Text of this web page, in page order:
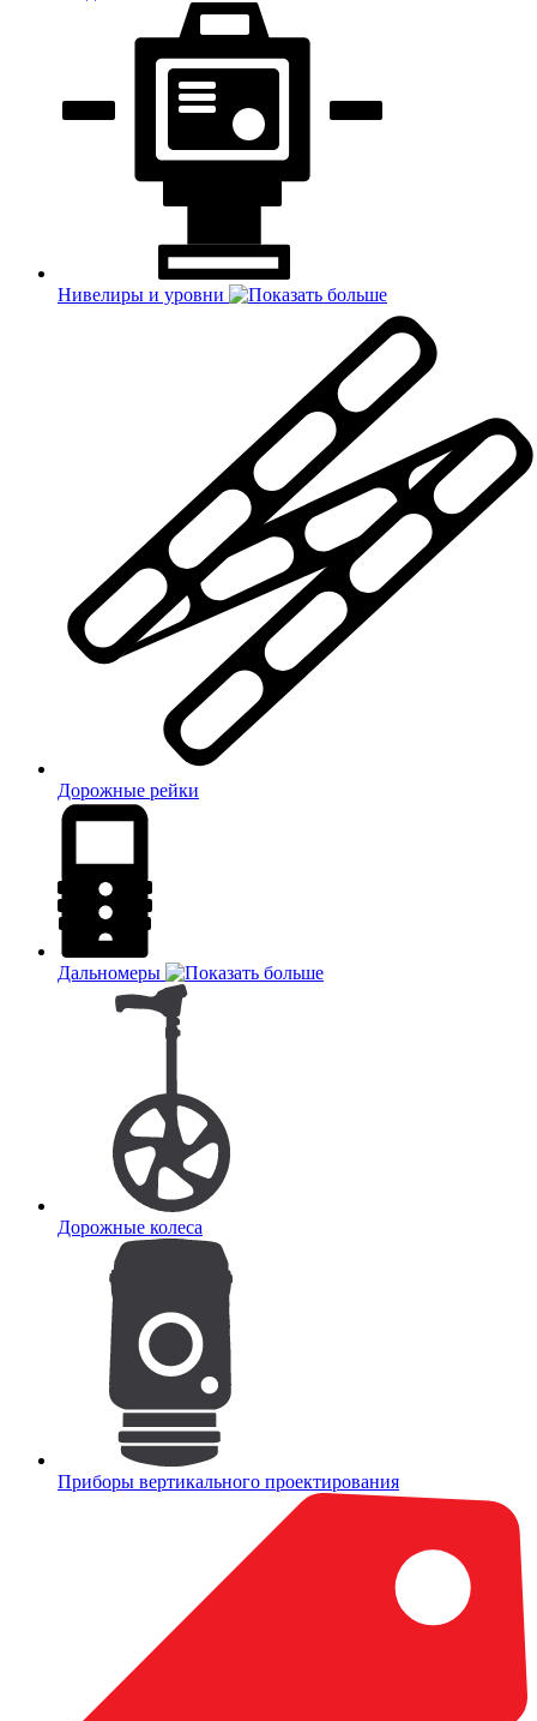
Нивелиры и уровни
Дорожные рейки
Дальномеры
Дорожные колеса
Приборы вертикального проектирования